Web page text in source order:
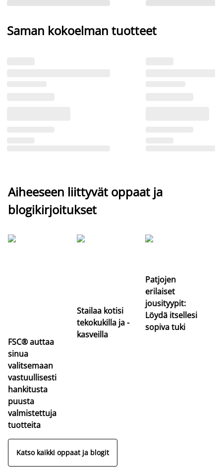
Saman kokoelman tuotteet
Aiheeseen liittyvät oppaat ja
blogikirjoitukset
FSC® auttaa
sinua
valitsemaan
vastuullisesti
hankitusta
puusta
valmistettuja
tuotteita
Stailaa kotisi
tekokukilla ja -
kasveilla
Patjojen
erilaiset
jousityypit:
Löydä itsellesi
sopiva tuki
Katso kaikki oppaat ja blogit